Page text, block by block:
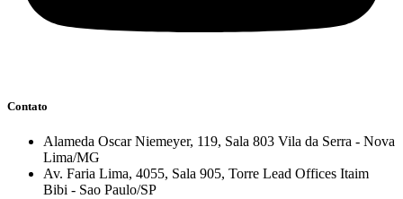
Contato
Alameda Oscar Niemeyer, 119, Sala 803 Vila da Serra - Nova
Lima/MG
Av. Faria Lima, 4055, Sala 905, Torre Lead Offices Itaim
Bibi - Sao Paulo/SP